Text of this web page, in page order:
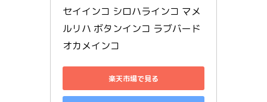
セイインコ シロハラインコ マメ
ルリハ ボタンインコ ラブバード
オカメインコ
楽天市場で見る